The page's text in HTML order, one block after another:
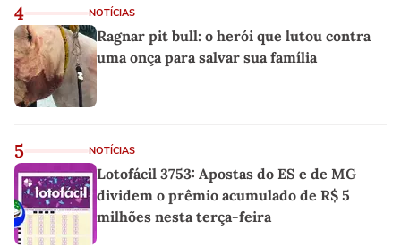
4 NOTÍCIAS
Ragnar pit bull: o herói que lutou contra
uma onça para salvar sua família
5 NOTÍCIAS
Lotofácil 3753: Apostas do ES e de MG
dividem o prêmio acumulado de R$ 5
milhões nesta terça-feira